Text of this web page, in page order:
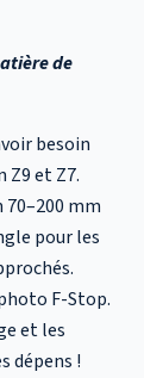
de
besoin
Z9 et Z7.
mm
pour les
F-Stop.
et les
dépens !